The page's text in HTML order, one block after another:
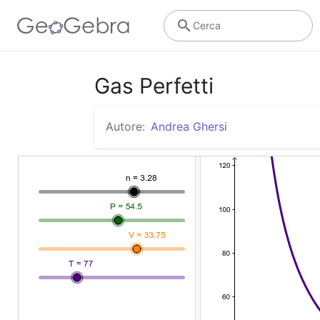
Cerca
Gas Perfetti
Autore: Andrea Ghersi